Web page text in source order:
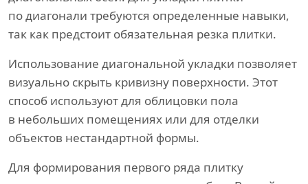
по диагонали требуются определенные навыки,
так как предстоит обязательная резка плитки.
Использование диагональной укладки позволяет
визуально скрыть кривизну поверхности. Этот
способ используют для облицовки пола
в небольших помещениях или для отделки
объектов нестандартной формы.
Для формирования первого ряда плитку